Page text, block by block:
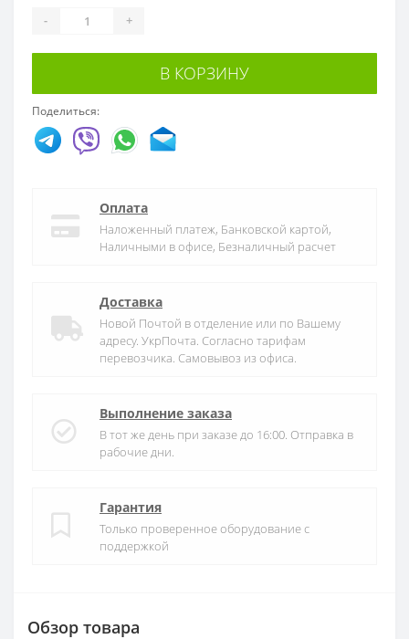
- +
В КОРЗИНУ
Поделиться:
Оплата
Наложенный платеж, Банковской картой,
Наличными в офисе, Безналичный расчет
Доставка
Новой Почтой в отделение или по Вашему
адресу. УкрПочта. Согласно тарифам
перевозчика. Самовывоз из офиса.
Выполнение заказа
В тот же день при заказе до 16:00. Отправка в
рабочие дни.
Гарантия
Только проверенное оборудование с
поддержкой
Обзор товара